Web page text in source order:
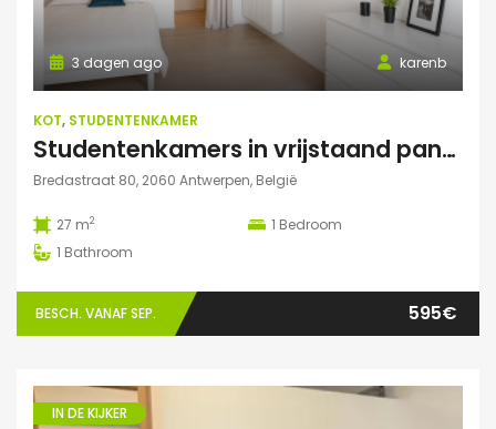
karenb
3 dagen ago
KOT, STUDENTENKAMER
Studentenkamers in vrijstaand pand ‘De Drie Snellen’.
Bredastraat 80, 2060 Antwerpen, België
27 m2 1 Bedroom
1 Bathroom
BESCH. VANAF SEP. 595€
IN DE KIJKER